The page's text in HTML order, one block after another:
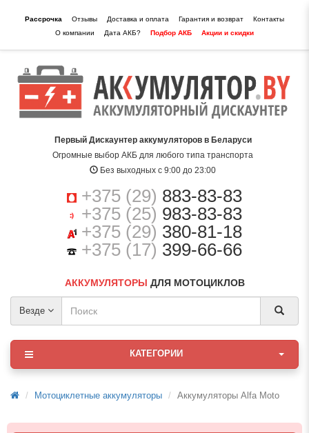
Рассрочка Отзывы Доставка и оплата Гарантия и возврат
Контакты
О компании
Дата АКБ? Подбор АКБ Акции и скидки
Первый Дискаунтер аккумуляторов в Беларуси
Огромные выбор АКБ для любого типа транспорта
Без выходных с 9:00 до 23:00
+375 (29) 883-83-83
+375 (25) 983-83-83
+375 (29) 380-81-18
+375 (17) 399-66-66
АККУМУЛЯТОРЫ ДЛЯ МОТОЦИКЛОВ
Везде
КАТЕГОРИИ
Мотоциклетные аккумуляторы Аккумуляторы Alfa Moto